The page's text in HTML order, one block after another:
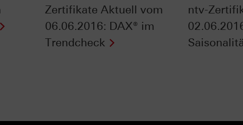
Zertifikate Aktuell vom
06.06.2016: DAX® im
Trendcheck
ntv-